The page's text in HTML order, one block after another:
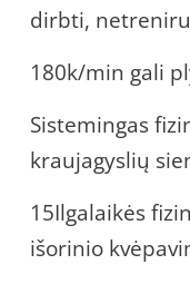
dirbti,
180k/min gali
Sistemingas
kraujagyslių
15Ilgalaikės
išorinio